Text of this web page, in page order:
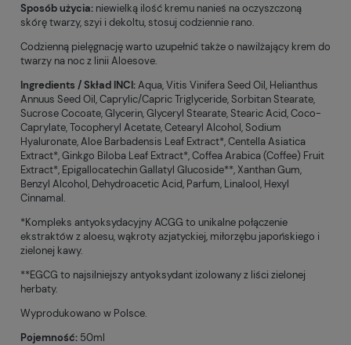
Sposób użycia: niewielką ilość kremu nanieś na oczyszczoną
skórę twarzy, szyi i dekoltu, stosuj codziennie rano.
Codzienną pielęgnację warto uzupełnić także o nawilżający krem do
twarzy na noc z linii Aloesove.
Ingredients / Skład INCI:Aqua, Vitis Vinifera Seed Oil, Helianthus
Annuus Seed Oil, Caprylic/Capric Triglyceride, Sorbitan Stearate,
Sucrose Cocoate, Glycerin, Glyceryl Stearate, Stearic Acid, Coco-
Caprylate, Tocopheryl Acetate, Cetearyl Alcohol, Sodium
Hyaluronate, Aloe Barbadensis Leaf Extract*, Centella Asiatica
Extract*, Ginkgo Biloba Leaf Extract*, Coffea Arabica (Coffee) Fruit
Extract*, Epigallocatechin Gallatyl Glucoside**, Xanthan Gum,
Benzyl Alcohol, Dehydroacetic Acid, Parfum, Linalool, Hexyl
Cinnamal.
*Kompleks antyoksydacyjny ACGG to unikalne połączenie
ekstraktów z aloesu, wąkroty azjatyckiej, miłorzębu japońskiego i
zielonej kawy.
**EGCG to najsilniejszy antyoksydant izolowany z liści zielonej
herbaty.
Wyprodukowano w Polsce.
Pojemność: 50ml